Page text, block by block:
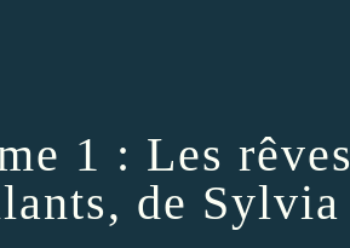
1 : Les rêves
de Sylvia